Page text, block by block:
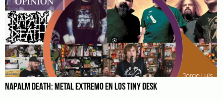
NAPALM DEATH: METAL EXTREMO EN LOS TINY DESK